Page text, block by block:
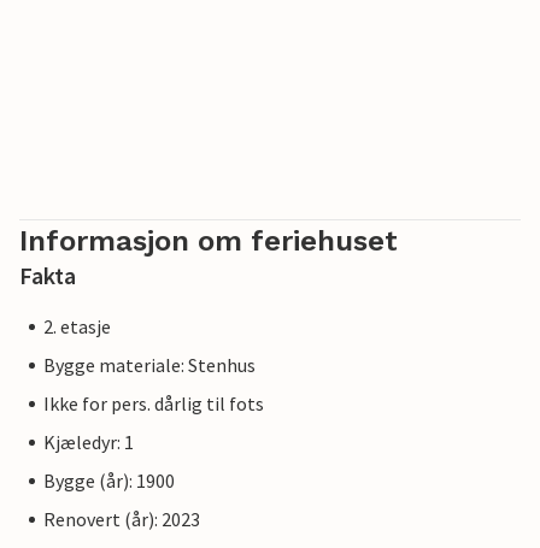
Informasjon om feriehuset
Fakta
2. etasje
Bygge materiale: Stenhus
Ikke for pers. dårlig til fots
Kjæledyr: 1
Bygge (år): 1900
Renovert (år): 2023